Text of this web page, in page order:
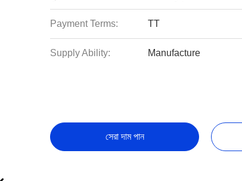
Payment Terms: TT
Supply Ability: Manufacture
সেরা দাম পান